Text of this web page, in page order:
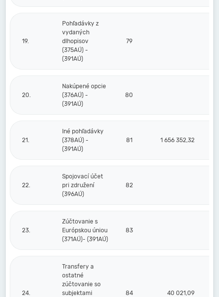
19.
Pohľadávky z
vydaných
dlhopisov
(375AÚ) -
(391AÚ)
79
20.
Nakúpené opcie
(376AÚ) -
(391AÚ)
80
21.
Iné pohľadávky
(378AÚ) -
(391AÚ)
81 1 656 352,32
22.
Spojovací účet
pri združení
(396AÚ)
82
23.
Zúčtovanie s
Európskou úniou
(371AÚ)- (391AÚ)
83
24.
Transfery a
ostatné
zúčtovanie so
subjektami
84 40 021,09